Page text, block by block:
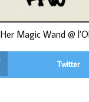
Her Magic Wand @
Twitter